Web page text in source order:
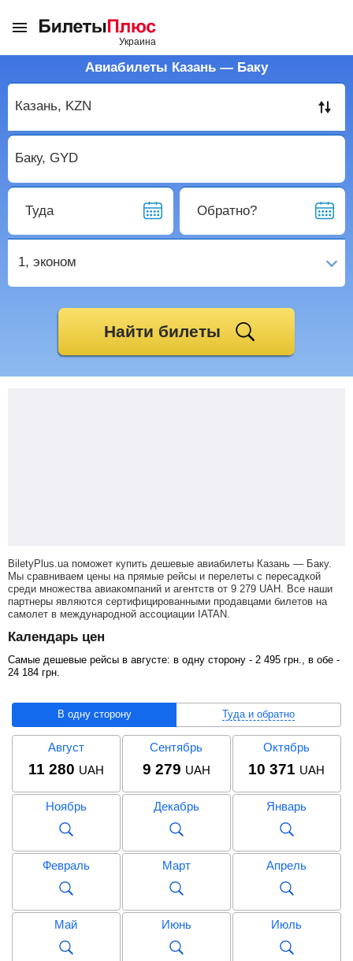
Авиабилеты Казань — Баку
Туда Обратно?
1, эконом
Найти билеты
BiletyPlus.ua поможет купить дешевые авиабилеты Казань — Баку.
Мы сравниваем цены на прямые рейсы и перелеты с пересадкой
среди множества авиакомпаний и агентств от 9 279 UAH . Все наши
партнеры являются сертифицированными продавцами билетов на
самолет в международной ассоциации IATAN.
Календарь цен
Самые дешевые рейсы в августе: в одну сторону - 2 495 грн ., в обе -
24 184 грн
В одну сторону Туда и обратно
Август
11 280 UAH
Сентябрь
9 279 UAH
Октябрь
10 371 UAH
Ноябрь Декабрь Январь
Февраль Март Апрель
Май Июнь Июль